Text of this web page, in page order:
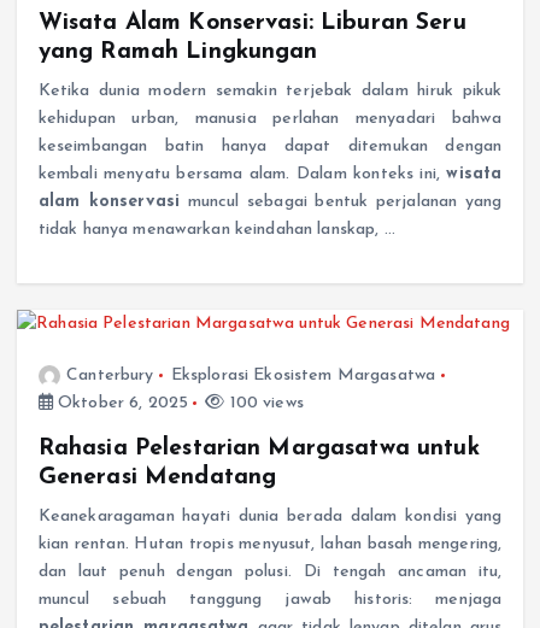
Wisata Alam Konservasi: Liburan Seru
yang Ramah Lingkungan
Ketika dunia modern semakin terjebak dalam hiruk pikuk
kehidupan urban, manusia perlahan menyadari bahwa
keseimbangan batin hanya dapat ditemukan dengan
kembali menyatu bersama alam. Dalam konteks ini,wisata
alam konservasi muncul sebagai bentuk perjalanan yang
tidak hanya menawarkan keindahan lanskap, …
Canterbury
Eksplorasi Ekosistem Margasatwa
Oktober 6, 2025
100 views
Rahasia Pelestarian Margasatwa untuk
Generasi Mendatang
Keanekaragaman hayati dunia berada dalam kondisi yang
kian rentan. Hutan tropis menyusut, lahan basah mengering,
dan laut penuh dengan polusi. Di tengah ancaman itu,
muncul sebuah tanggung jawab historis: menjaga